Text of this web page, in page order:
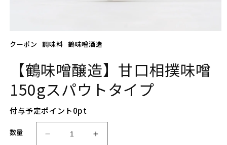
ー
ア
(1)
開
クーポン 調味料 鶴味噌酒造
【鶴味噌醸造】甘口相撲味噌
150gスパウトタイプ
付与予定ポイント0pt
数量
【鶴